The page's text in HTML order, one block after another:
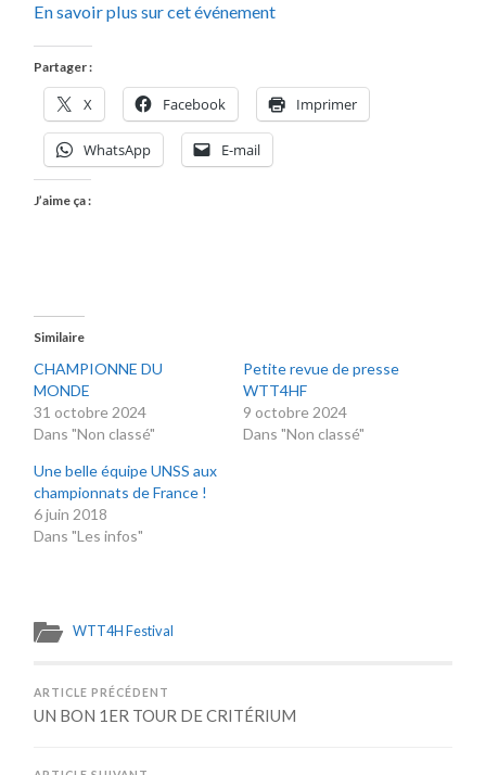
En savoir plus sur cet événement
Partager :
X Facebook Imprimer
WhatsApp E-mail
J’aime ça :
Similaire
CHAMPIONNE DU
MONDE
31 octobre 2024
Dans "Non classé"
Petite revue de presse
WTT4HF
9 octobre 2024
Dans "Non classé"
Une belle équipe UNSS aux
championnats de France !
6 juin 2018
Dans "Les infos"
WTT4H Festival
ARTICLE PRÉCÉDENT
UN BON 1ER TOUR DE CRITÉRIUM